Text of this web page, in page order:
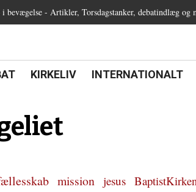
bevægelse - Artikler, Torsdagstanker, debatindlæg og
21.0:
KIRKELIV 22.0:
INTERNATIONALT
mission jesus